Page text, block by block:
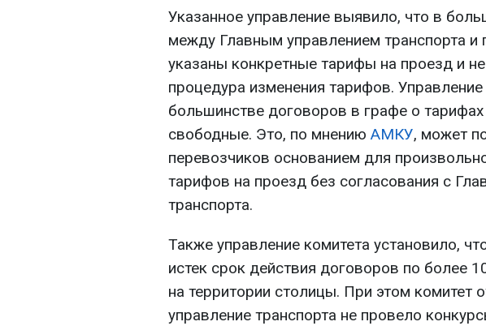
Указанное управление выявило, что в
между Главным управлением транспорта и
указаны конкретные тарифы на проезд и
процедура изменения тарифов.
большинстве договоров в графе о тарифах
свободные. Это, по мнению АМКУ, может
перевозчиков основанием для
тарифов на проезд без согласования с
транспорта.
Также управление комитета установило,
истек срок действия договоров по более
на территории столицы. При этом комитет
управление транспорта не провело